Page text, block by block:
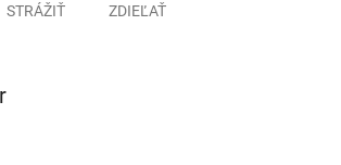
STRÁŽIŤ ZDIEĽAŤ